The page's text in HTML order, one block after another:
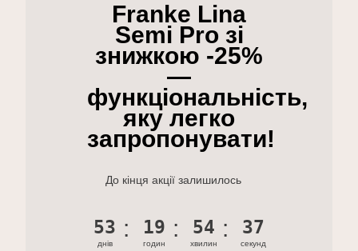
Franke Lina
Semi Pro зі
знижкою -25%
—
функціональність,
яку легко
запропонувати!
До кінця акції залишилось
53
днів
19
годин
54
хвилин
36
секунд